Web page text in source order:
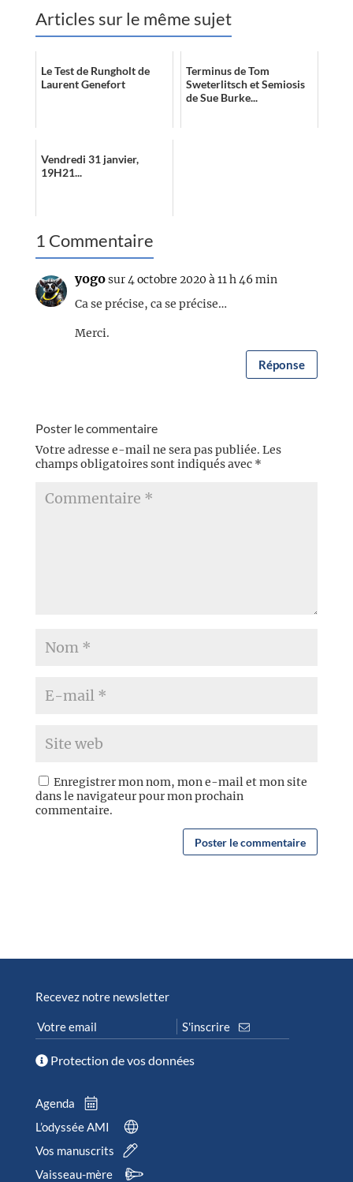
Articles sur le même sujet
Le Test de Rungholt de
Laurent Genefort
Terminus de Tom
Sweterlitsch et Semiosis
de Sue Burke...
Vendredi 31 janvier,
19H21...
1 Commentaire
yogosur 4 octobre 2020 à 11 h 46 min
Ca se précise, ca se précise…
Merci.
Réponse
Poster le commentaire
Votre adresse e-mail ne sera pas publiée. Les
champs obligatoires sont indiqués avec *
Enregistrer mon nom, mon e-mail et mon site
dans le navigateur pour mon prochain
commentaire.
Recevez notre newsletter
Protection de vos données
Agenda
L’odyssée AMI
Vos manuscrits
Vaisseau-mère